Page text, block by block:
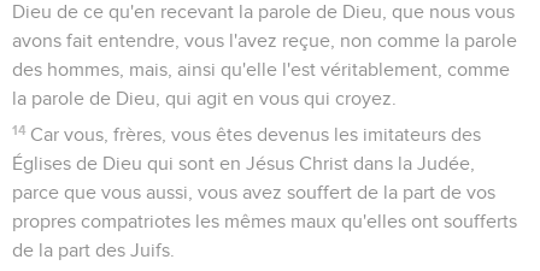
Dieu de ce qu'en recevant la parole de Dieu, que nous vous
avons fait entendre, vous l'avez reçue, non comme la parole
des hommes, mais, ainsi qu'elle l'est véritablement, comme
la parole de Dieu, qui agit en vous qui croyez.
14 Car vous, frères, vous êtes devenus les imitateurs des
Églises de Dieu qui sont en Jésus Christ dans la Judée,
parce que vous aussi, vous avez souffert de la part de vos
propres compatriotes les mêmes maux qu'elles ont soufferts
de la part des Juifs.